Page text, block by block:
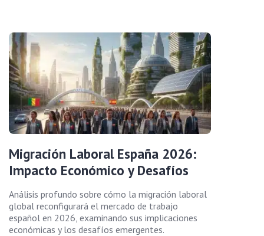
Migración Laboral España 2026:
Impacto Económico y Desafíos
Análisis profundo sobre cómo la migración laboral
global reconfigurará el mercado de trabajo
español en 2026, examinando sus implicaciones
económicas y los desafíos emergentes.